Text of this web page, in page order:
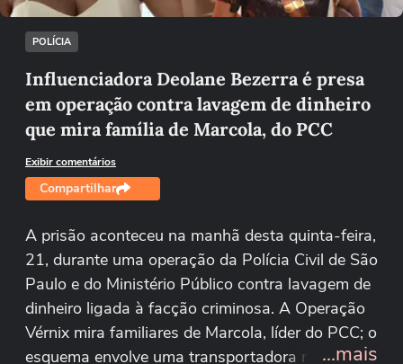
POLÍCIA
Influenciadora Deolane Bezerra é presa
em operação contra lavagem de dinheiro
que mira família de Marcola, do PCC
Exibir comentários
Compartilhar
A prisão aconteceu na manhã desta quinta-feira,
21, durante uma operação da Polícia Civil de São
Paulo e do Ministério Público contra lavagem de
dinheiro ligada à facção criminosa. A Operação
Vérnix mira familiares de Marcola, líder do PCC; o
esquema envolve uma transportadora no interior
...mais